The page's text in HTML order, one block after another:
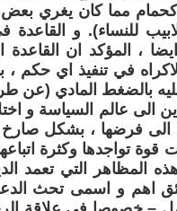
مما كان يغري بعض
للنساء). و
، المؤكد ان
في تنفيذ اي حكم ،
عليه بالضغط المادي (عن
الى عالم السياسة و
الى فرضها ، بشكل صارخ
قوة تواجدها وكثرة
المظاهر التي تعمد
اهم و اسمى تحث